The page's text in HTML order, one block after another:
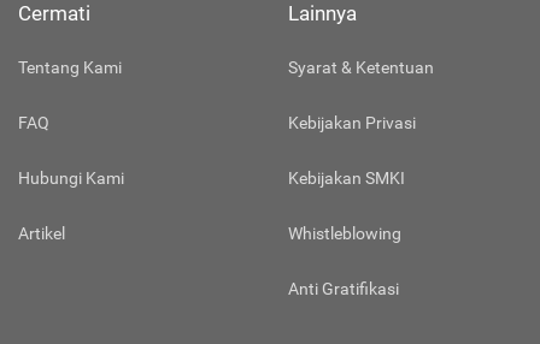
Cermati
Tentang Kami
FAQ
Hubungi Kami
Artikel
Lainnya
Syarat & Ketentuan
Kebijakan Privasi
Kebijakan SMKI
Whistleblowing
Anti Gratifikasi